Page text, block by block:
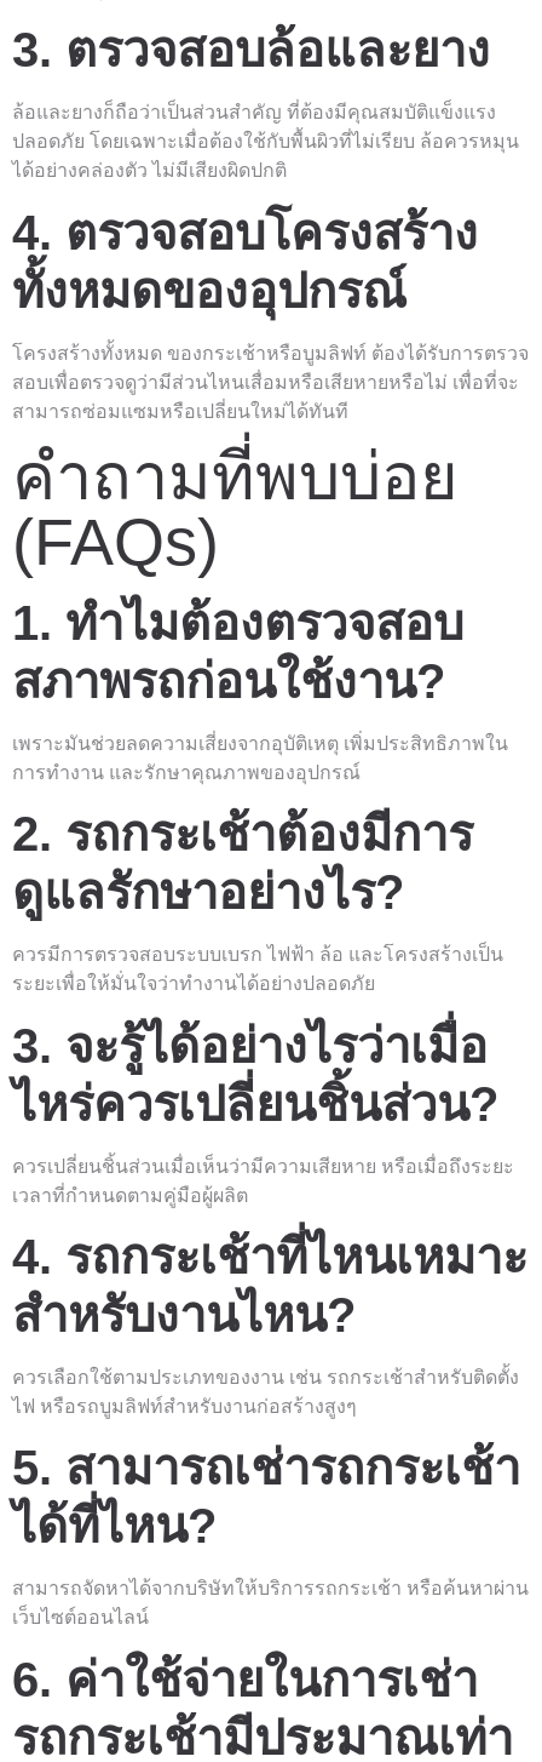
3. ตรวจสอบล้อและยาง
ล้อและยางก็ถือว่าเป็นส่วนสำคัญ ที่ต้องมีคุณสมบัติแข็งแรง
ปลอดภัย โดยเฉพาะเมื่อต้องใช้กับพื้นผิวที่ไม่เรียบ ล้อควรหมุน
ได้อย่างคล่องตัว ไม่มีเสียงผิดปกติ
4. ตรวจสอบโครงสร้าง
ทั้งหมดของอุปกรณ์
โครงสร้างทั้งหมด ของกระเช้าหรือบูมลิฟท์ ต้องได้รับการตรวจ
สอบเพื่อตรวจดูว่ามีส่วนไหนเสื่อมหรือเสียหายหรือไม่ เพื่อที่จะ
สามารถซ่อมแซมหรือเปลี่ยนใหม่ได้ทันที
คำถามที่พบบ่อย
(FAQs)
1. ทำไมต้องตรวจสอบ
สภาพรถก่อนใช้งาน?
เพราะมันช่วยลดความเสี่ยงจากอุบัติเหตุ เพิ่มประสิทธิภาพใน
การทำงาน และรักษาคุณภาพของอุปกรณ์
2. รถกระเช้าต้องมีการ
ดูแลรักษาอย่างไร?
ควรมีการตรวจสอบระบบเบรก ไฟฟ้า ล้อ และโครงสร้างเป็น
ระยะเพื่อให้มั่นใจว่าทำงานได้อย่างปลอดภัย
3. จะรู้ได้อย่างไรว่าเมื่อ
ไหร่ควรเปลี่ยนชิ้นส่วน?
ควรเปลี่ยนชิ้นส่วนเมื่อเห็นว่ามีความเสียหาย หรือเมื่อถึงระยะ
เวลาที่กำหนดตามคู่มือผู้ผลิต
4. รถกระเช้าที่ไหนเหมาะ
สำหรับงานไหน?
ควรเลือกใช้ตามประเภทของงาน เช่น รถกระเช้าสำหรับติดตั้ง
ไฟ หรือรถบูมลิฟท์สำหรับงานก่อสร้างสูงๆ
5. สามารถเช่ารถกระเช้า
ได้ที่ไหน?
สามารถจัดหาได้จากบริษัทให้บริการรถกระเช้า หรือค้นหาผ่าน
เว็บไซต์ออนไลน์
6. ค่าใช้จ่ายในการเช่า
รถกระเช้ามีประมาณเท่า